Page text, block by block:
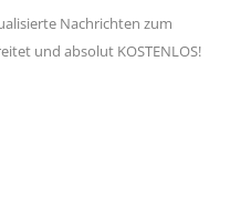
Nachrichten zum
und absolut KOSTENLOS!